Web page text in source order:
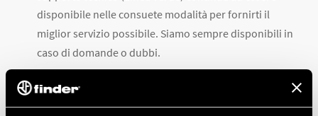
disponibile nelle consuete modalità per fornirti il
miglior servizio possibile. Siamo sempre disponibili in
caso di domande o dubbi.
Siamo fiduciosi che, rispettando le indicazioni
governative e rimanendo uniti, potremo affrontare e